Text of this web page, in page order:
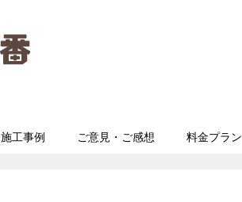
施工事例 ご意見・ご感想 料金プラン